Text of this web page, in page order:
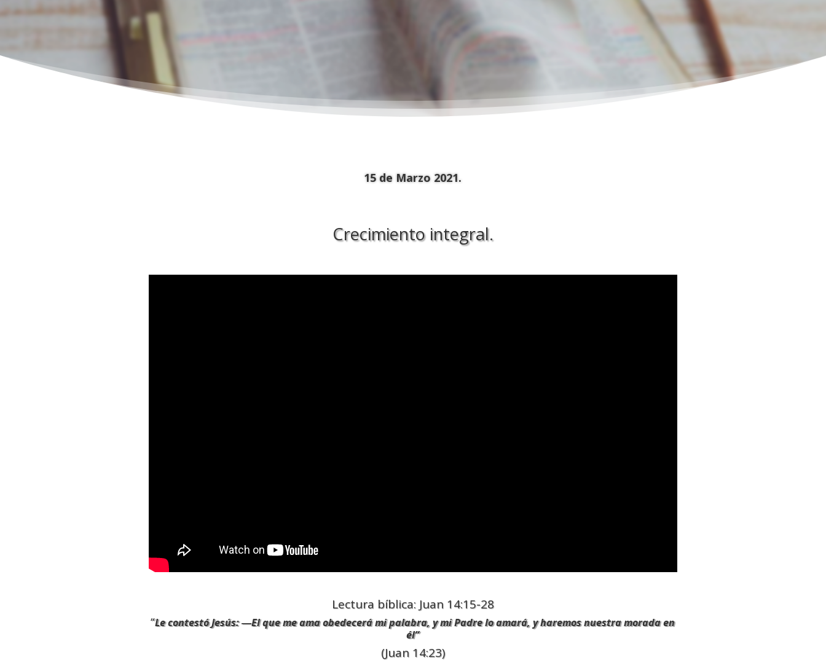
15 de Marzo 2021.
Crecimiento integral.
Lectura bíblica: Juan 14:15-28
“Le contestó Jesús: ―El que me ama obedecerá mi palabra, y mi Padre lo amará, y haremos nuestra morada en
él”
(Juan 14:23)